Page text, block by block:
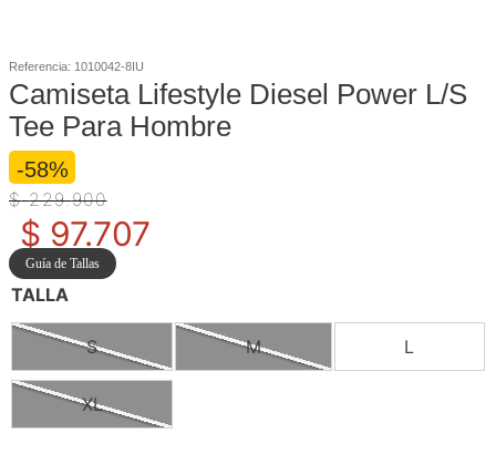
Referencia: 1010042-8IU
Camiseta Lifestyle Diesel Power L/S
Tee Para Hombre
-58%
$ 229.900
$ 97.707
Guía de Tallas
TALLA
L
M
S
XL
6. tenis
7.
8.
9 camisetas hombre
10. tenis mujer